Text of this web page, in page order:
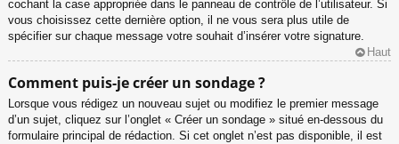
cochant la case appropriée dans le panneau de contrôle de l’utilisateur. Si
vous choisissez cette dernière option, il ne vous sera plus utile de
spécifier sur chaque message votre souhait d’insérer votre signature.
Haut
Comment puis-je créer un sondage ?
Lorsque vous rédigez un nouveau sujet ou modifiez le premier message
d’un sujet, cliquez sur l’onglet « Créer un sondage » situé en-dessous du
formulaire principal de rédaction. Si cet onglet n’est pas disponible, il est